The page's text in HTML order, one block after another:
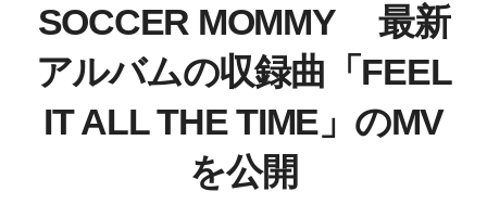
SOCCER MOMMY 最新
アルバムの収録曲「FEEL
IT ALL THE TIME」のMV
を公開